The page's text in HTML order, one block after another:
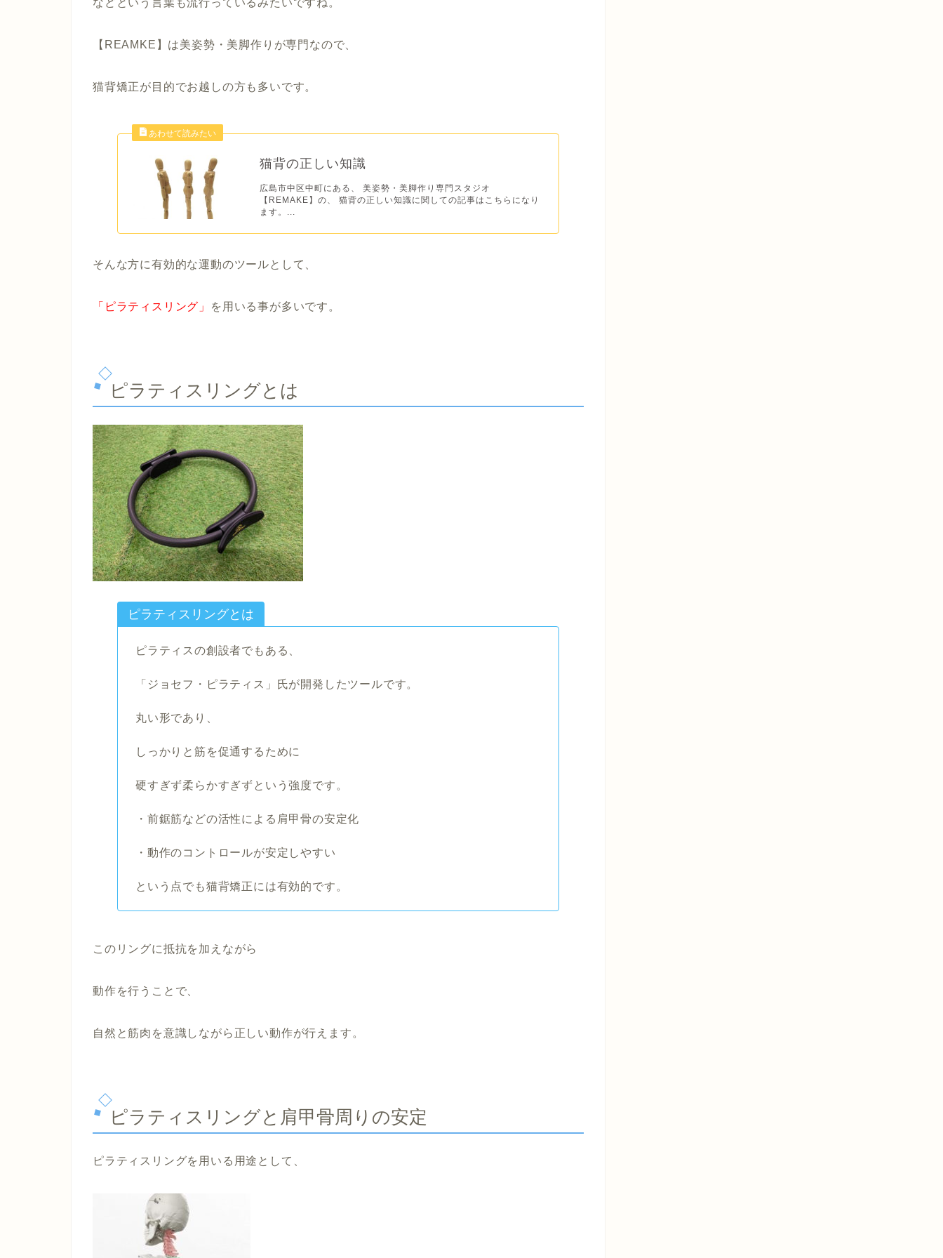
【REAMKE】は美姿勢・美脚作りが専門なので、
猫背矯正が目的でお越しの方も多いです。
猫背の正しい知識
広島市中区中町にある、 美姿勢・美脚作り専門スタジオ
【REMAKE】の、 猫背の正しい知識に関しての記事はこちらになり
ます。...
そんな方に有効的な運動のツールとして、
「ピラティスリング」 を用いる事が多いです。
ピラティスリングとは
ピラティスリングとは
ピラティスの創設者でもある、
「ジョセフ・ピラティス」氏が開発したツールです。
丸い形であり、
しっかりと筋を促通するために
硬すぎず柔らかすぎずという強度です。
・前鋸筋などの活性による肩甲骨の安定化
・動作のコントロールが安定しやすい
という点でも猫背矯正には有効的です。
このリングに抵抗を加えながら
動作を行うことで、
自然と筋肉を意識しながら正しい動作が行えます。
ピラティスリングと肩甲骨周りの安定
ピラティスリングを用いる用途として、